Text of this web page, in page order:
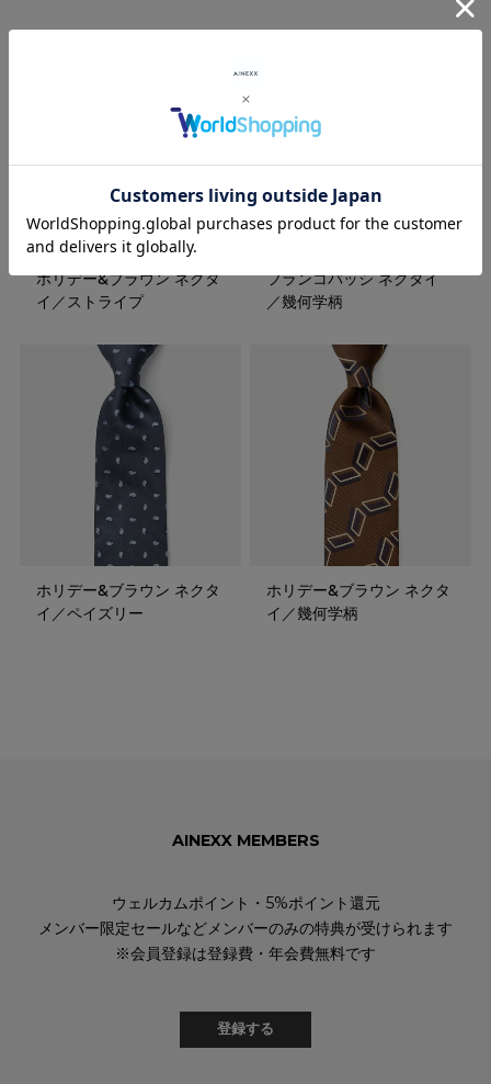
ホリデー&ブラウン ネクタ
イ／ストライプ
フランコバッシ ネクタイ
／幾何学柄
ホリデー&ブラウン ネクタ
イ／ペイズリー
ホリデー&ブラウン ネクタ
イ／幾何学柄
AINEXX MEMBERS
ウェルカムポイント・5%ポイント還元
メンバー限定セールなどメンバーのみの特典が受けられます
※会員登録は登録費・年会費無料です
登録する